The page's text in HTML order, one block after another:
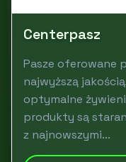
Centerpasz
Pasze oferowane
najwyższą
optymalne
produkty są
z najnowszymi...